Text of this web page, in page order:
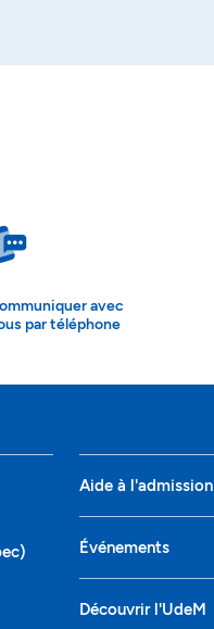
avec
par téléphone
Aide à l'admission
Événements
Découvrir l'UdeM